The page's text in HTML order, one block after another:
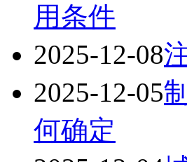
用条件
2025-12-08
2025-12-05
何确定